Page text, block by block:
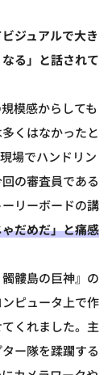
ジュアルで大き
る」と話されて
模感からしても
くはなかったと
場でハンドリン
の審査員である
リーボードの講
だめだ」と痛感
髏島の巨神』の
ピュータ上で作
くれました。主
ー隊を蹂躙する